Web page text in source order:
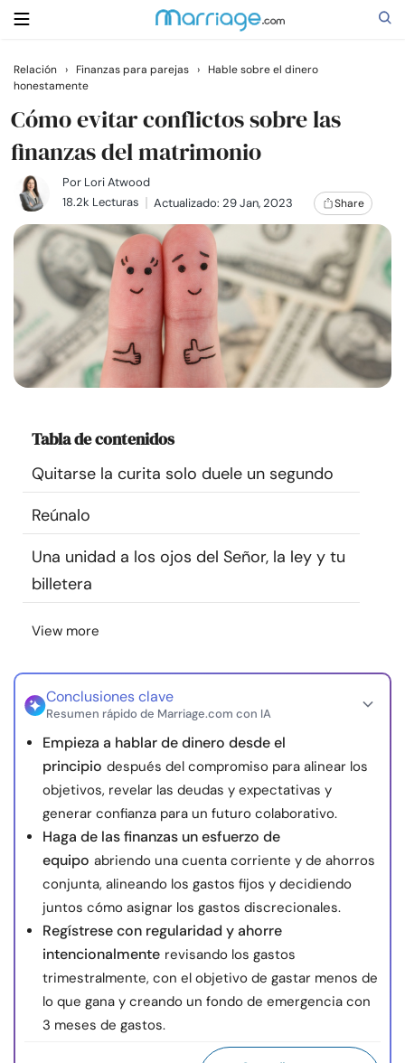
Buscar
Casarse
Relaciones
Familia
Ayuda
Cursos
Recursos
Comunidad
Encuentra un terapeuta
Idioma
nosotros
© Copyright 2026. Todos los derechos reservados.
Relación › Finanzas para parejas ›
Hable sobre el dinero
honestamente
Cómo evitar conflictos sobre las
finanzas del matrimonio
Por Lori Atwood
18.2k Lecturas
Actualizado: 29 Jan, 2023 Share
Tabla de contenidos
Quitarse la curita solo duele un segundo
Reúnalo
Una unidad a los ojos del Señor, la ley y tu
billetera
View more
Conclusiones clave
Resumen rápido de Marriage.com con IA
Empieza a hablar de dinero desde el
principio después del compromiso para alinear los
objetivos, revelar las deudas y expectativas y
generar confianza para un futuro colaborativo.
Haga de las finanzas un esfuerzo de
equipo abriendo una cuenta corriente y de ahorros
conjunta, alineando los gastos fijos y decidiendo
juntos cómo asignar los gastos discrecionales.
Regístrese con regularidad y ahorre
intencionalmente revisando los gastos
trimestralmente, con el objetivo de gastar menos de
lo que gana y creando un fondo de emergencia con
3 meses de gastos.